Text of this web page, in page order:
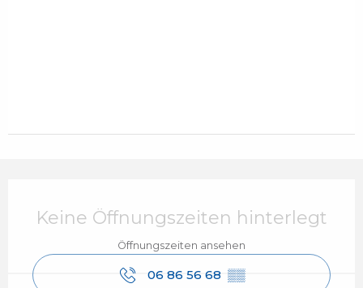
Keine Öffnungszeiten hinterlegt
Öffnungszeiten ansehen
06 86 56 68 ▒▒